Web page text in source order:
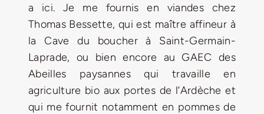
a ici. Je me fournis en viandes chez
Thomas Bessette, qui est maître affineur à
la Cave du boucher à Saint-Germain-
Laprade, ou bien encore au GAEC des
Abeilles paysannes qui travaille en
agriculture bio aux portes de l’Ardèche et
qui me fournit notamment en pommes de